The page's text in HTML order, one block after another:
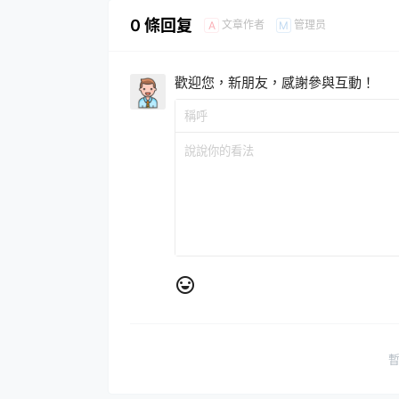
0 條回复 A 文章作者 M 管理员
歡迎您，新朋友，感謝參與互動！